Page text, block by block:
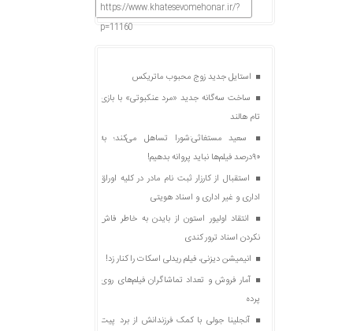
https://www.khatesevomehonar.ir/?
p=11160
استایل جدید زوج محبوب ماتریکس
ساخت سه‌گانه جدید «مرد عنکبوتی» با بازی
تام هالند
سعید مستغاثی:شورا تساهل می‌کند؛ به
۹۰درصد فیلم‌ها نباید پروانه بدهیم!
استقبال از کارزار ثبت نام مادر در کلیه اوراق
اداری و غیر اداری و اسناد هویتی
انتقاد اولیور استون از بایدن به خاطر فاش
نکردن اسناد ترور کندی
انیمیشن دیزنی، فیلم ریدلی اسکات را کنار زد!
آمار فروش و تعداد تماشاگران فیلم‌های روی
پرده
آنجلینا جولی با کمک فرزندانش از برد پیت